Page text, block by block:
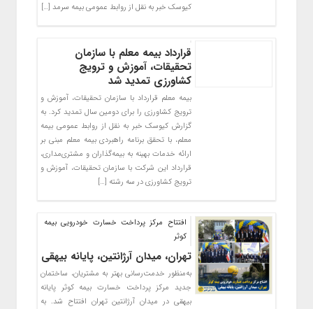
کیوسک خبر به نقل از روابط عمومی بیمه سرمد […]
قرارداد بیمه معلم با سازمان
تحقیقات، آموزش و ترویج
کشاورزی تمدید شد
بیمه معلم قرارداد با سازمان تحقیقات، آموزش و
ترویج کشاورزی را برای دومین سال تمدید کرد. به
گزارش کیوسک خبر به نقل از روابط عمومی بیمه
معلم، با تحقق برنامه راهبردی بیمه معلم مبنی بر
ارائه خدمات بهینه به بیمه‌گذاران و مشتری‌مداری،
قرارداد این شرکت با سازمان تحقیقات، آموزش و
ترویج کشاورزی در سه رشته […]
افتتاح مرکز پرداخت خسارت خودرویی بیمه
کوثر
تهران، میدان آرژانتین، پایانه بیهقی
به‌منظور خدمت‌رسانی بهتر به مشتریان، ساختمان
جدید مرکز پرداخت خسارت بیمه کوثر پایانه
بیهقی در میدان آرژانتین تهران افتتاح شد. به